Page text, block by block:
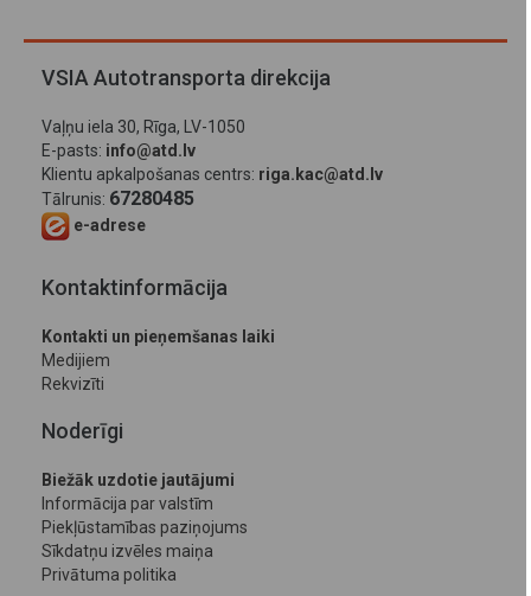
VSIA Autotransporta direkcija
Vaļņu iela 30, Rīga, LV-1050
E-pasts: info@atd.lv
Klientu apkalpošanas centrs: riga.kac@atd.lv
Tālrunis: 67280485
e-adrese
Kontaktinformācija
Kontakti un pieņemšanas laiki
Medijiem
Rekvizīti
Noderīgi
Biežāk uzdotie jautājumi
Informācija par valstīm
Piekļūstamības paziņojums
Sīkdatņu izvēles maiņa
Privātuma politika